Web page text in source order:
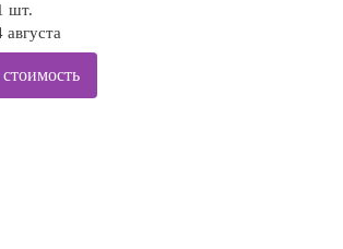
шт.
стоимость